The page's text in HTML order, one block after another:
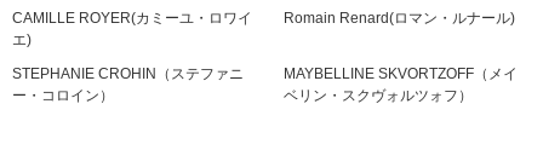
CAMILLE ROYER(カミーユ・ロワイ
エ)
Romain Renard(ロマン・ルナール)
STEPHANIE CROHIN（ステファニ
ー・コロイン）
MAYBELLINE SKVORTZOFF（メイ
ベリン・スクヴォルツォフ）